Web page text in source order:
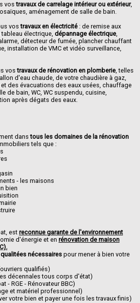
vostravaux de carrelage intérieur ou extérieur,
aménagement de salle de bain.
vostravaux en électricité: de remise aux
électrique, dépannage électrique,
détecteur de fumée, plancher chauffant
installation de VMC et vidéo surveillance,
vostravaux de rénovation en plomberie, telles
d'eau chaude, de votre chaudière à gaz,
des évacuations des eaux usées, chauffage
de bain, WC, WC suspendu, cuisine,
après dégats des eaux.
danstous les domaines de la rénovation
tels que :
- les maisons
bien
est reconnue garante de l'environnement
d'énergie et en rénovation de maison
nécessaires pour mener à bien votre
qualifiés)
décennales tous corps d'état)
- RGE - Rénovateur BBC)
et matériel professionnel)
votre bien et payer une fois les travaux finis)